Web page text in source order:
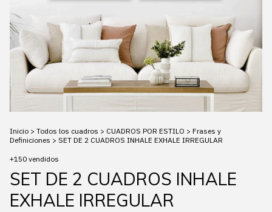
Inicio > Todos los cuadros > CUADROS POR ESTILO > Frases y
Definiciones > SET DE 2 CUADROS INHALE EXHALE IRREGULAR
+150 vendidos
SET DE 2 CUADROS INHALE
EXHALE IRREGULAR